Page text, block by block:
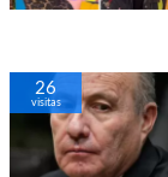
26
visitas